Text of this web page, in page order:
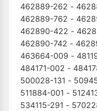
462889-262 -
462889-762 -
462890-422 -
462890-742 -
463664-009 -
484171-002 -
500028-131 -
511884-001 -
534115-291 -